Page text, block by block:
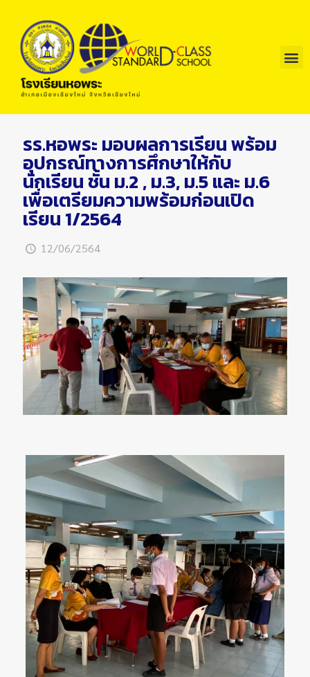
รร.หอพระ มอบผลการเรียน พร้อม
อุปกรณ์ทางการศึกษาให้กับ
นักเรียน ชั้น ม.2 , ม.3, ม.5 และ ม.6
เพื่อเตรียมความพร้อมก่อนเปิด
เรียน 1/2564
12/06/2564